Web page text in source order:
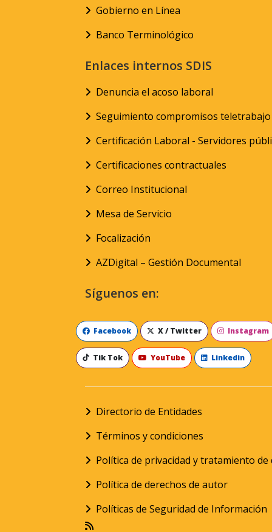
Gobierno en Línea
Banco Terminológico
Enlaces internos SDIS
Denuncia el acoso laboral
Seguimiento compromisos teletrabajo
Certificación Laboral - Servidores
Certificaciones contractuales
Correo Institucional
Mesa de Servicio
Focalización
AZDigital – Gestión Documental
Síguenos en:
Facebook X / Twitter Instagram
Tik Tok YouTube Linkedin
Directorio de Entidades
Términos y condiciones
Política de privacidad y tratamiento
Política de derechos de autor
Políticas de Seguridad de Información